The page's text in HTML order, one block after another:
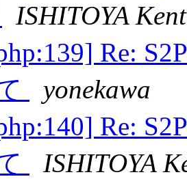
ISHITOYA
Re:
yonekawa
Re:
ISHITOYA